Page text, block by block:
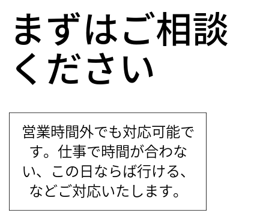
まずはご相談
ください
営業時間外でも対応可能で
す。仕事で時間が合わな
い、この日ならば行ける、
などご対応いたします。